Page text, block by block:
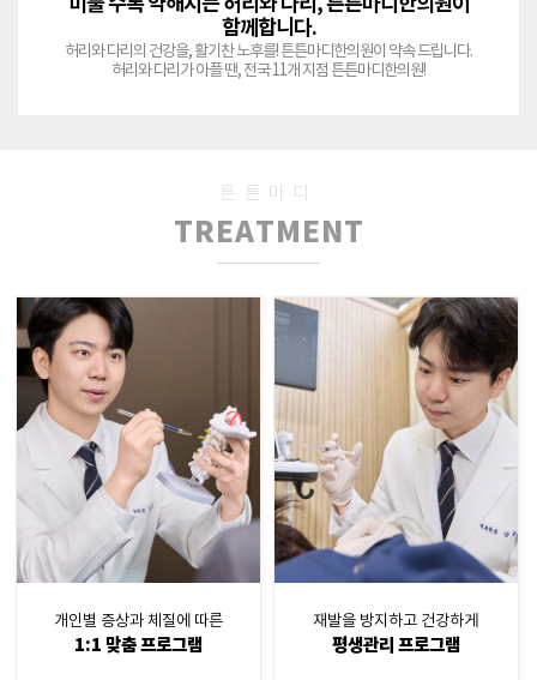
함께합니다.
허리와 다리의 건강을, 활기찬 노후를! 튼튼마디한의원이 약속 드립니다.
허리와 다리가 아플 땐, 전국 11개 지점 튼튼마디한의원!
튼튼마디
TREATMENT
개인별 증상과 체질에 따른
1:1 맞춤 프로그램
재발을 방지하고 건강하게
평생관리 프로그램